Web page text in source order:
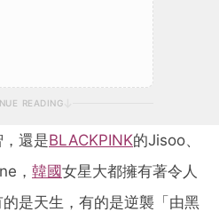
READING
還是BLACKPINK的Jisoo、
， 韓國女星大都擁有著令人
是天生，有的是逆襲「由黑